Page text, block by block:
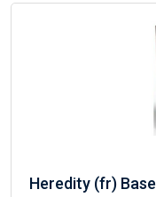
Heredity (fr) Base